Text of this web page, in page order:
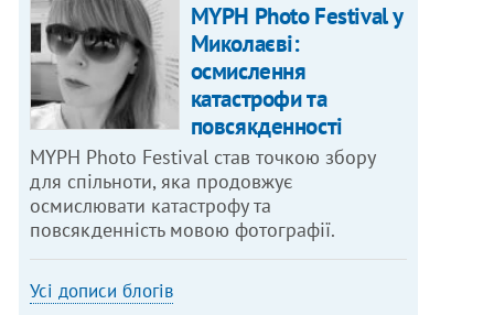
MYPH Photo Festival у
Миколаєві:
осмислення
катастрофи та
повсякденності
MYPH Photo Festival став точкою збору
для спільноти, яка продовжує
осмислювати катастрофу та
повсякденність мовою фотографії.
Усі дописи блогів